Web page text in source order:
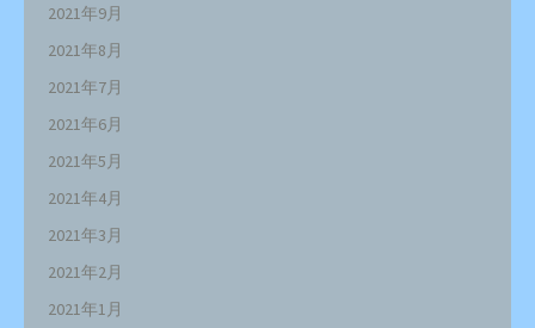
2021年9月
2021年8月
2021年7月
2021年6月
2021年5月
2021年4月
2021年3月
2021年2月
2021年1月